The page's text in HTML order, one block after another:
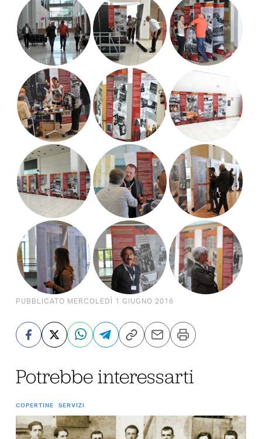
PUBBLICATO MERCOLEDÌ 1 GIUGNO 2016
Potrebbe interessarti
COPERTINE SERVIZI